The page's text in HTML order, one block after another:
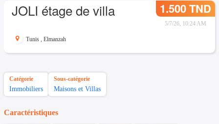
JOLI étage de villa 1.500 TND
5/7/26, 10:24 AM
Tunis , Elmanzah
Catégorie
Immobiliers
Sous-catégorie
Maisons et Villas
Caractéristiques